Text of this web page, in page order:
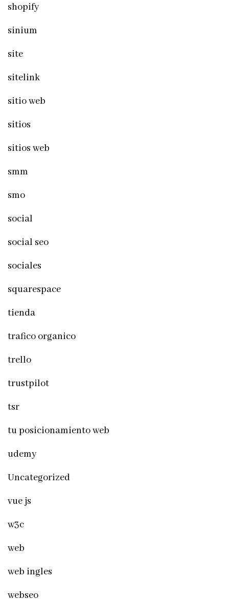
shopify
sinium
site
sitelink
sitio web
sitios
sitios web
smm
smo
social
social seo
sociales
squarespace
tienda
trafico organico
trello
trustpilot
tsr
tu posicionamiento web
udemy
Uncategorized
vue js
w3c
web
web ingles
webseo